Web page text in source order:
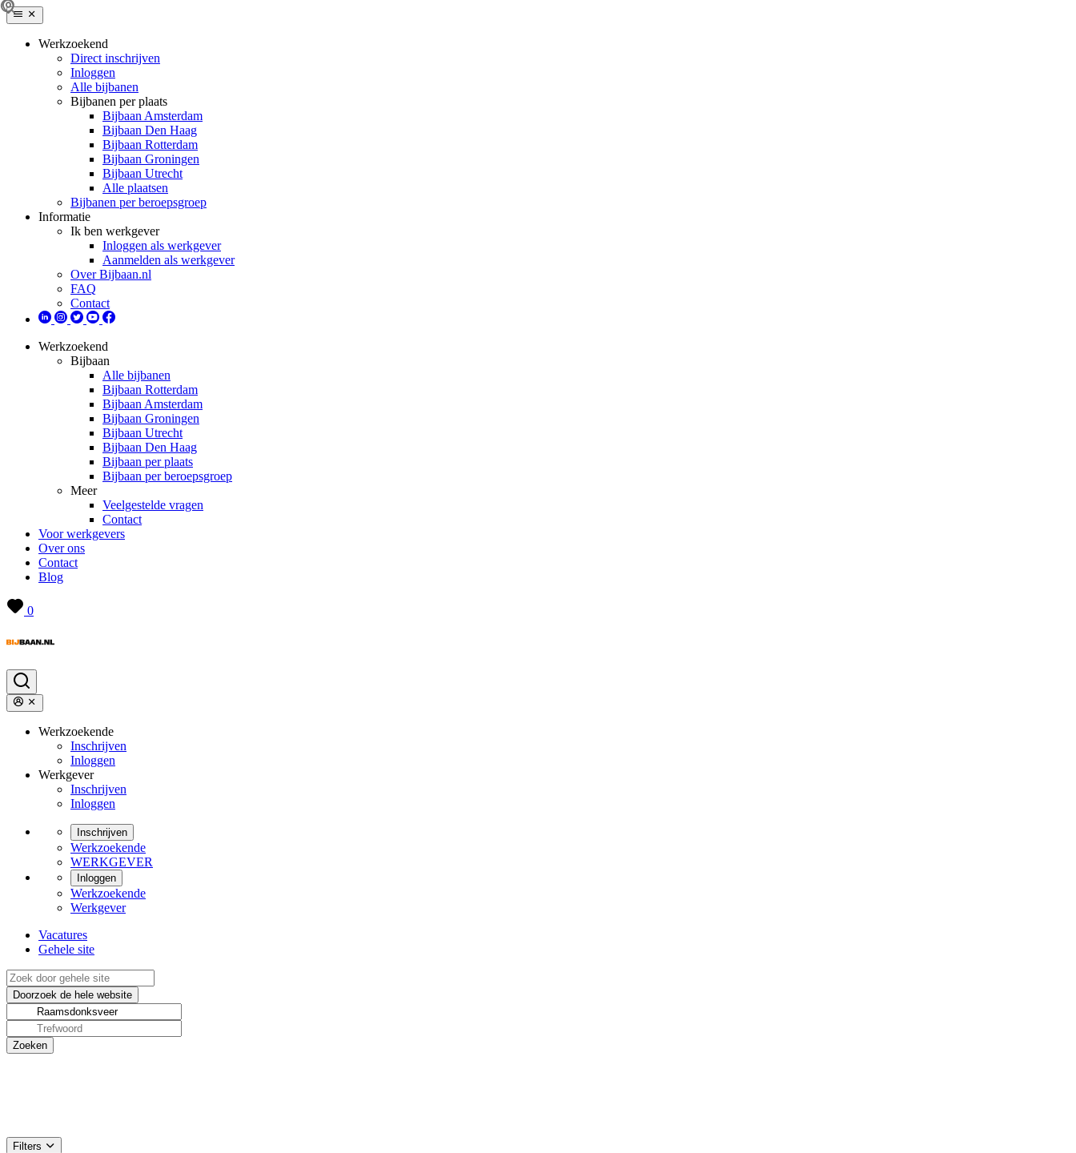
Werkzoekend
Direct inschrijven
Inloggen
Alle bijbanen
Bijbanen per plaats
Bijbaan Amsterdam
Bijbaan Den Haag
Bijbaan Rotterdam
Bijbaan Groningen
Bijbaan Utrecht
Alle plaatsen
Bijbanen per beroepsgroep
Informatie
Ik ben werkgever
Inloggen als werkgever
Aanmelden als werkgever
Over Bijbaan.nl
FAQ
Contact
Werkzoekend
Bijbaan
Alle bijbanen
Bijbaan Rotterdam
Bijbaan Amsterdam
Bijbaan Groningen
Bijbaan Utrecht
Bijbaan Den Haag
Bijbaan per plaats
Bijbaan per beroepsgroep
Meer
Veelgestelde vragen
Contact
Voor werkgevers
Over ons
Contact
Blog
0
Werkzoekende
Inschrijven
Inloggen
Werkgever
Inschrijven
Inloggen
Inschrijven
Werkzoekende
WERKGEVER
Inloggen
Werkzoekende
Werkgever
Vacatures
Gehele site
Filters